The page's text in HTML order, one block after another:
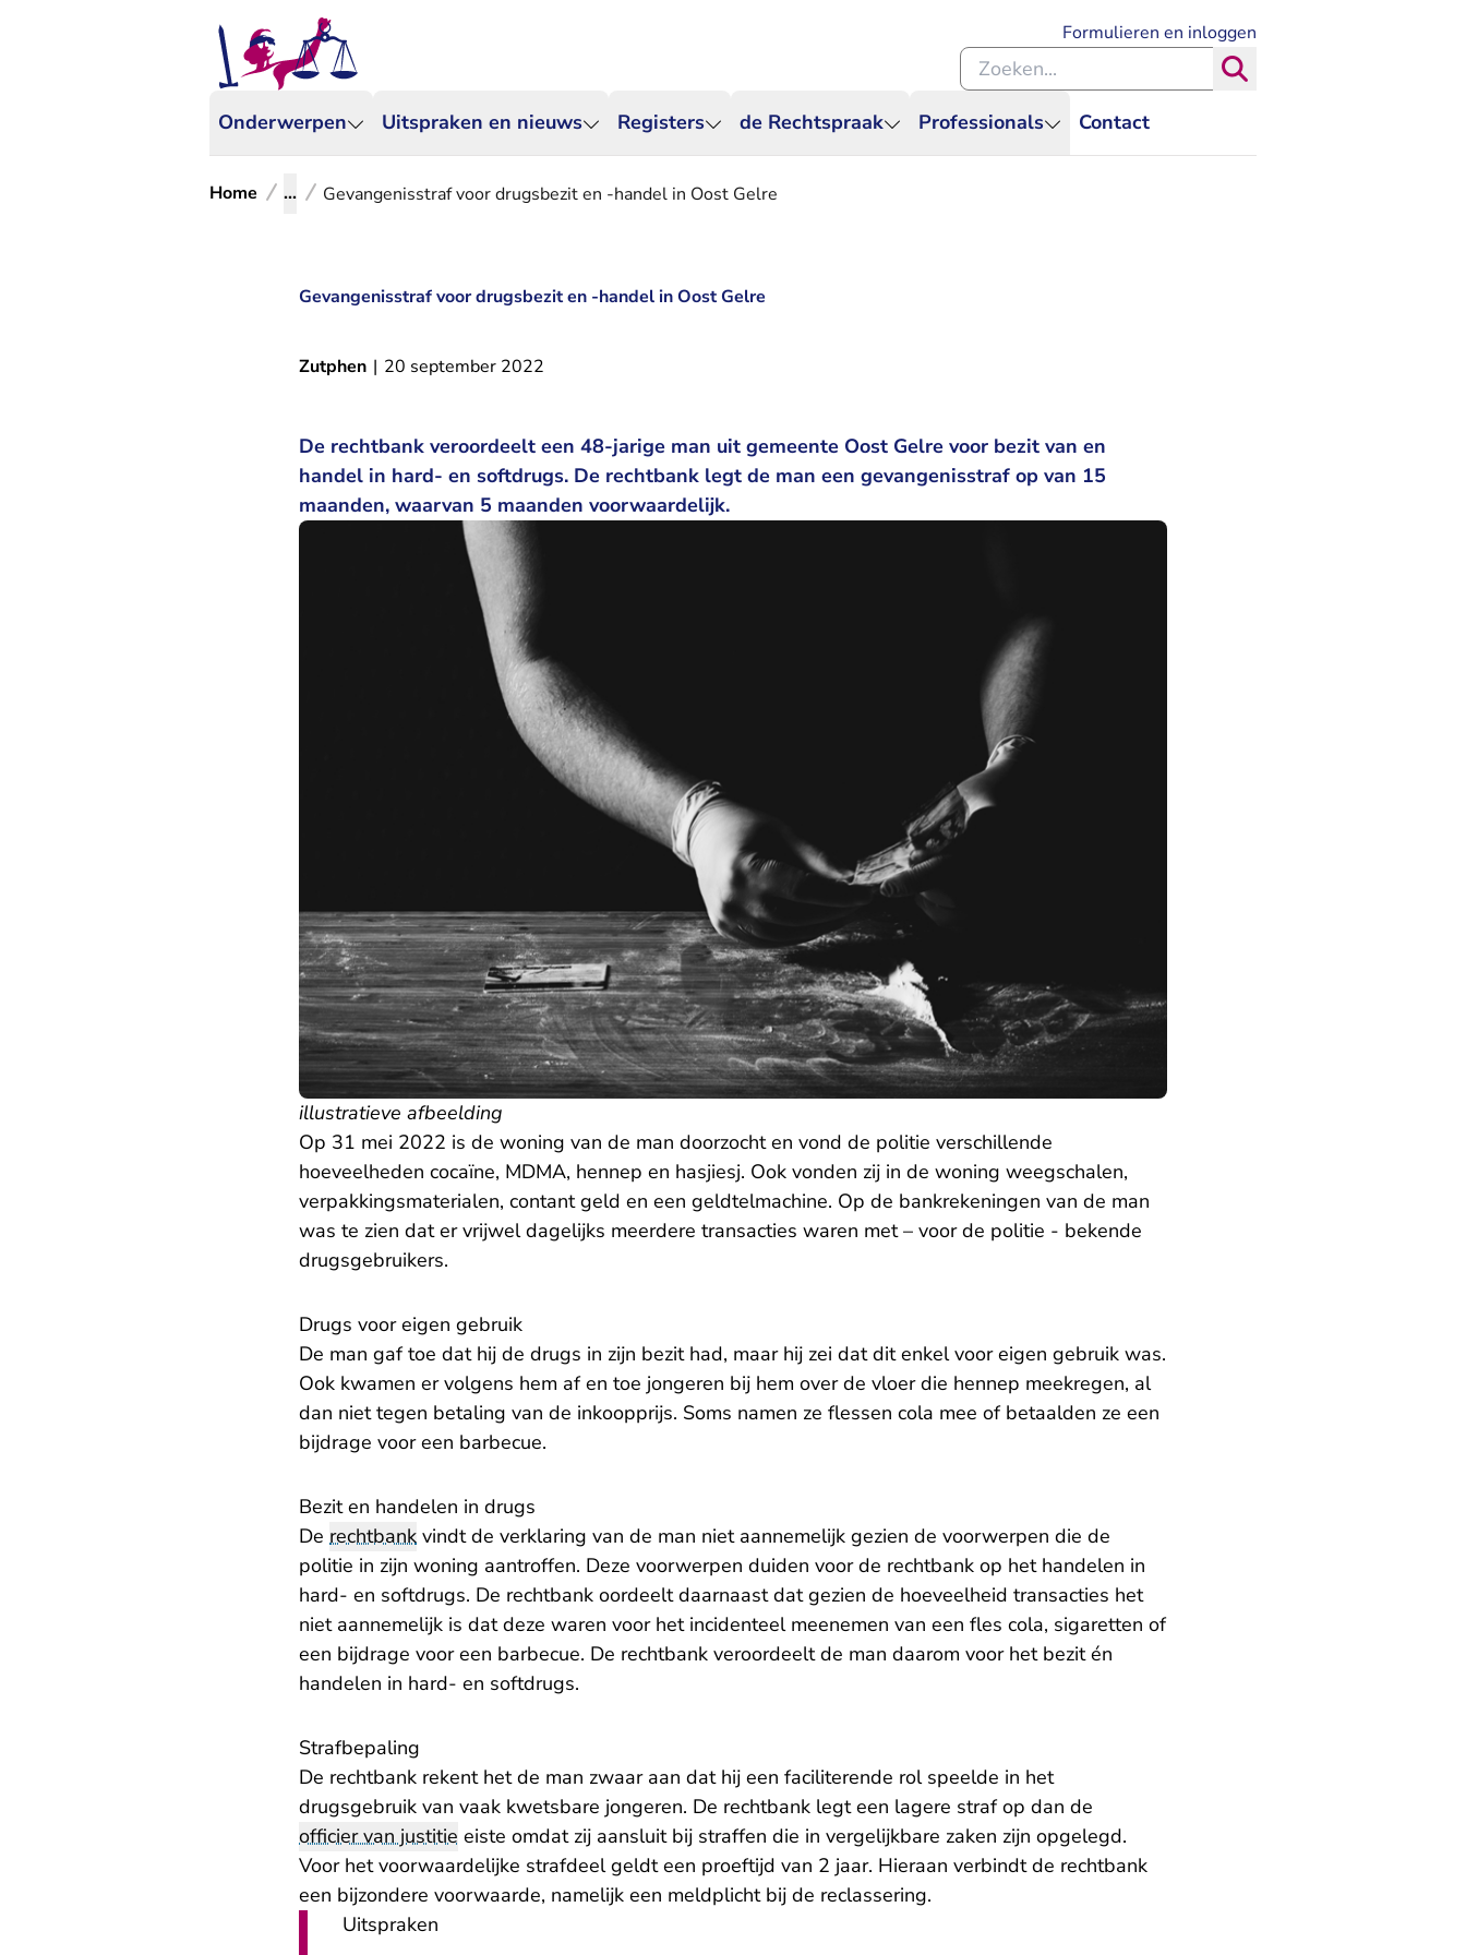
Onderwerpen Uitspraken en nieuws Registers de Rechtspraak Professionals Contact
Formulieren en inloggen
Zoeken binnen de Rechtspraak
Home ... Gevangenisstraf voor drugsbezit en -handel in Oost Gelre
Gevangenisstraf voor drugsbezit en -handel in Oost Gelre
Zutphen | 20 september 2022
De rechtbank veroordeelt een 48-jarige man uit gemeente Oost Gelre voor bezit van en
handel in hard- en softdrugs. De rechtbank legt de man een gevangenisstraf op van 15
maanden, waarvan 5 maanden voorwaardelijk.
illustratieve afbeelding
Op 31 mei 2022 is de woning van de man doorzocht en vond de politie verschillende
hoeveelheden cocaïne, MDMA, hennep en hasjiesj. Ook vonden zij in de woning weegschalen,
verpakkingsmaterialen, contant geld en een geldtelmachine. Op de bankrekeningen van de man
was te zien dat er vrijwel dagelijks meerdere transacties waren met – voor de politie - bekende
drugsgebruikers.
Drugs voor eigen gebruik
De man gaf toe dat hij de drugs in zijn bezit had, maar hij zei dat dit enkel voor eigen gebruik was.
Ook kwamen er volgens hem af en toe jongeren bij hem over de vloer die hennep meekregen, al
dan niet tegen betaling van de inkoopprijs. Soms namen ze flessen cola mee of betaalden ze een
bijdrage voor een barbecue.
Bezit en handelen in drugs
De rechtbank vindt de verklaring van de man niet aannemelijk gezien de voorwerpen die de
politie in zijn woning aantroffen. Deze voorwerpen duiden voor de rechtbank op het handelen in
hard- en softdrugs. De rechtbank oordeelt daarnaast dat gezien de hoeveelheid transacties het
niet aannemelijk is dat deze waren voor het incidenteel meenemen van een fles cola, sigaretten of
een bijdrage voor een barbecue. De rechtbank veroordeelt de man daarom voor het bezit én
handelen in hard- en softdrugs.
Strafbepaling
De rechtbank rekent het de man zwaar aan dat hij een faciliterende rol speelde in het
drugsgebruik van vaak kwetsbare jongeren. De rechtbank legt een lagere straf op dan de
officier van justitie eiste omdat zij aansluit bij straffen die in vergelijkbare zaken zijn opgelegd.
Voor het voorwaardelijke strafdeel geldt een proeftijd van 2 jaar. Hieraan verbindt de rechtbank
een bijzondere voorwaarde, namelijk een meldplicht bij de reclassering.
Uitspraken